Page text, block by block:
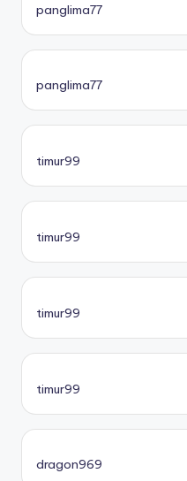
panglima77
panglima77
timur99
timur99
timur99
timur99
dragon969